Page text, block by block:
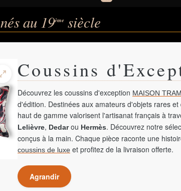
nés au 19ème siècle
Coussins
Découvrez les coussins d'exception MAISON
d'édition. Destinées aux amateurs d'objets rares
haut de gamme valorisent l'artisanat français à
Lelièvre, Dedarou Hermès. Découvrez notre
conçus à la main. Chaque pièce raconte une
coussins de luxe et profitez de la livraison offerte.
Agrandir